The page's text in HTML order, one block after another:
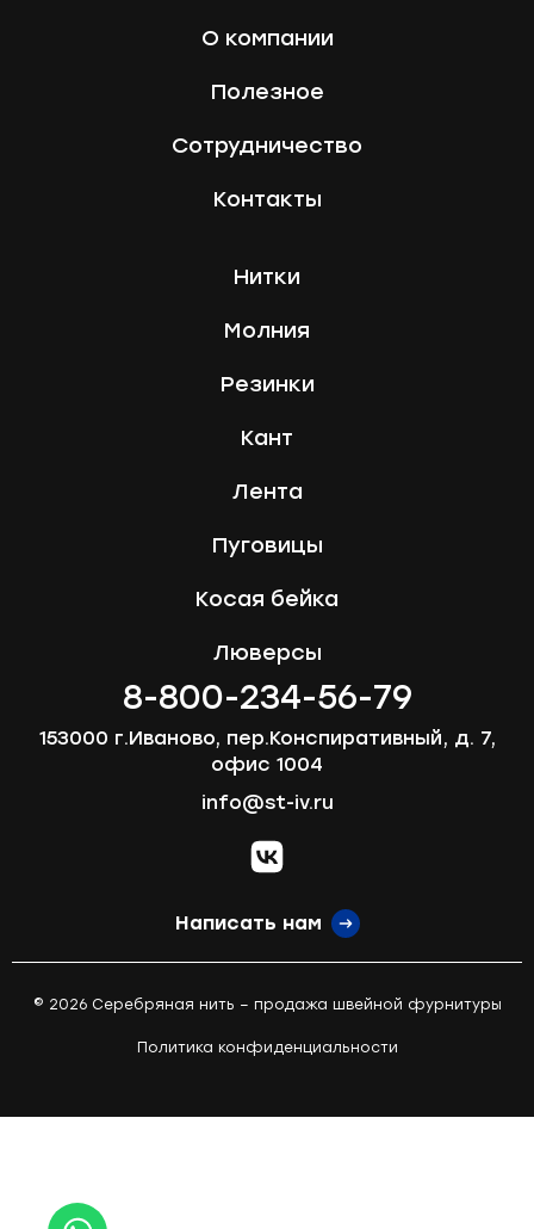
О компании
Полезное
Сотрудничество
Контакты
Нитки
Молния
Резинки
Кант
Лента
Пуговицы
Косая бейка
Люверсы
8-800-234-56-79
153000 г.Иваново, пер.Конспиративный, д. 7,
офис 1004
info@st-iv.ru
vk.com
Написать нам
© 2026 Серебряная нить – продажа швейной фурнитуры
Политика конфиденциальности